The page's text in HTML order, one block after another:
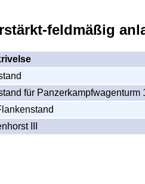
feldmäßig
für Panzerkampfwagenturm
III